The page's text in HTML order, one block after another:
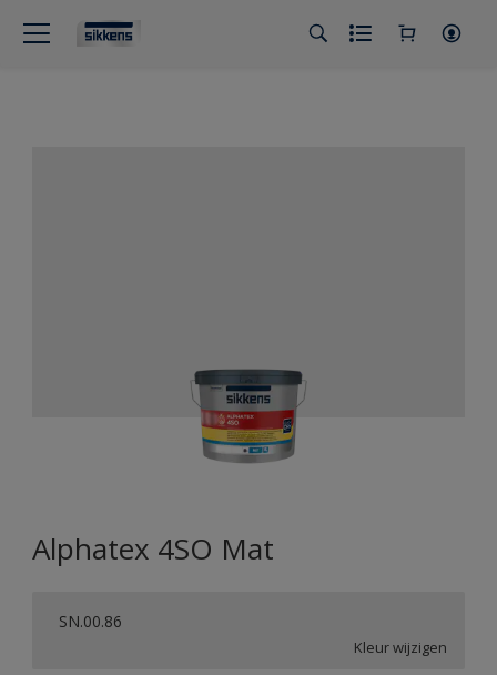
Alphatex 4SO Mat
SN.00.86
Kleur wijzigen